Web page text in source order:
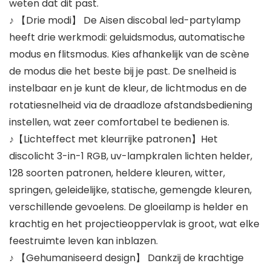
weten dat dit past.
♪ 【Drie modi】 De Aisen discobal led-partylamp
heeft drie werkmodi: geluidsmodus, automatische
modus en flitsmodus. Kies afhankelijk van de scène
de modus die het beste bij je past. De snelheid is
instelbaar en je kunt de kleur, de lichtmodus en de
rotatiesnelheid via de draadloze afstandsbediening
instellen, wat zeer comfortabel te bedienen is.
♪【Lichteffect met kleurrijke patronen】Het
discolicht 3-in-1 RGB, uv-lampkralen lichten helder,
128 soorten patronen, heldere kleuren, witter,
springen, geleidelijke, statische, gemengde kleuren,
verschillende gevoelens. De gloeilamp is helder en
krachtig en het projectieoppervlak is groot, wat elke
feestruimte leven kan inblazen.
♪ 【Gehumaniseerd design】 Dankzij de krachtige